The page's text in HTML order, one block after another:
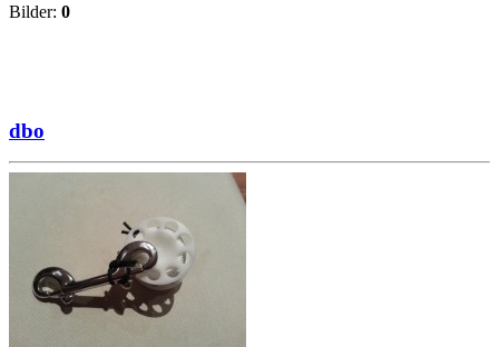
Bilder: 0
dbo